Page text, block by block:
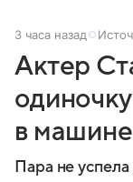
3 часа назад
Актер
в
Пара не успела